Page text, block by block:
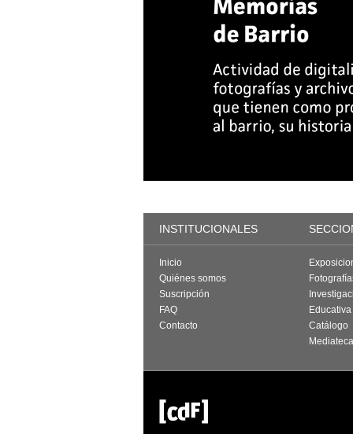
INSTITUCIONALES
Inicio
Quiénes somos
Suscripción
FAQ
Contacto
Educativa
Catálogo
Mediateca